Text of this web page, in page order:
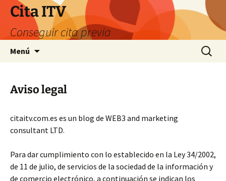
Saltar
contenido
Cita ITV
Conseguir cita previa
Menú Buscar:
Aviso legal
citaitv.com.es es un blog de WEB3 and marketing
consultant LTD.
Para dar cumplimiento con lo establecido en la Ley 34/2002,
de 11 de julio, de servicios de la sociedad de la información y
de comercio electrónico, a continuación se indican los